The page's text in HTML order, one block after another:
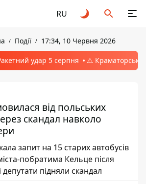
RU
Події 17:34, 10 Червня 2026
удар 5 серпня ⚠️ Краматорськ,
від польських
скандал навколо
запит на 15 старих автобусів
побратима Кельце після
депутати підняли скандал